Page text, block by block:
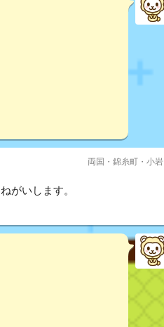
両国・錦糸町・小岩
がいします。